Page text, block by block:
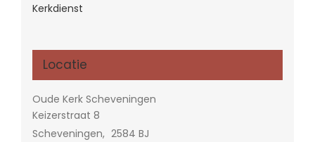
Kerkdienst
Locatie
Oude Kerk Scheveningen
Keizerstraat 8
Scheveningen, 2584 BJ